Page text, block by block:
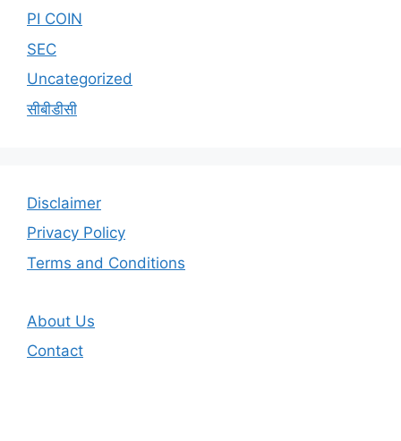
PI COIN
SEC
Uncategorized
सीबीडीसी
Disclaimer
Privacy Policy
Terms and Conditions
About Us
Contact